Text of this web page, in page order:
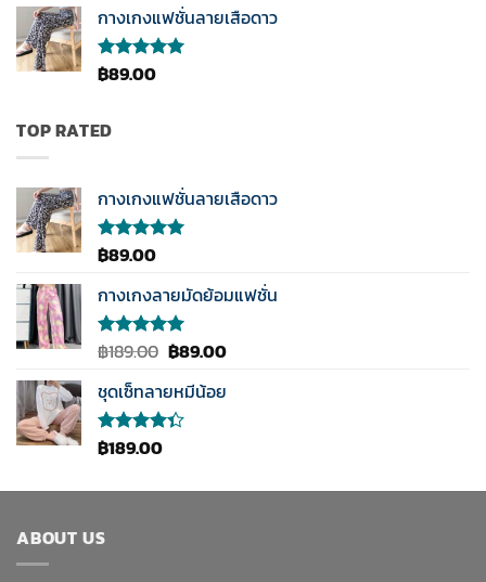
4.00
ตั้งแต่ 1-
5
คะแนน
กางเกงแฟชั่นลายเสือดาว
ให้คะแนน
คะแนน
฿89.00
TOP RATED
กางเกงแฟชั่นลายเสือดาว
ให้คะแนน
คะแนน
฿89.00
กางเกงลายมัดย้อมแฟชั่น
ให้คะแนน
คะแนน
฿189.00 Original
was:
฿189.00.
฿89.00Current
is:
ชุดเซ็ทลายหมีน้อย
ให้
฿189.00
ABOUT US